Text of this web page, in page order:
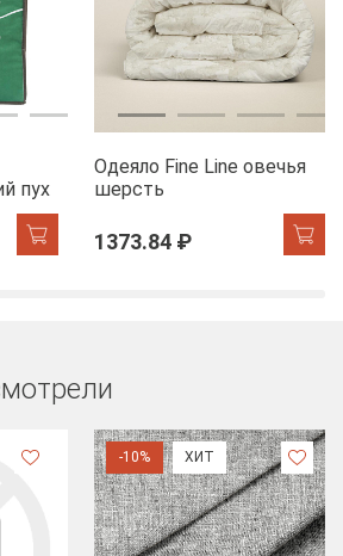
пух
Одеяло Fine Line овечья
шерсть
1373.84 ₽
-10% ХИТ